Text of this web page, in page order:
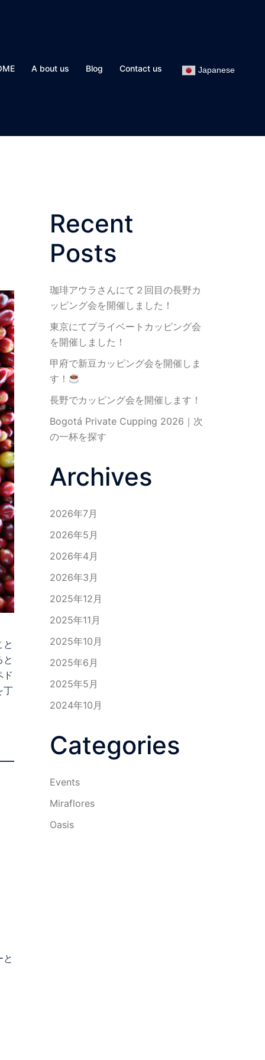
A bout us Blog Contact us Japanese
ド
丁
Recent
Posts
珈琲アウラさんにて２回目の長野カ
ッピング会を開催しました！
東京にてプライベートカッピング会
を開催しました！
甲府で新豆カッピング会を開催しま
す！
長野でカッピング会を開催します！
Bogotá Private Cupping 2026｜次
の一杯を探す
Archives
2026年7月
2026年5月
2026年4月
2026年3月
2025年12月
2025年11月
2025年10月
2025年6月
2025年5月
2024年10月
Categories
Events
Miraflores
Oasis